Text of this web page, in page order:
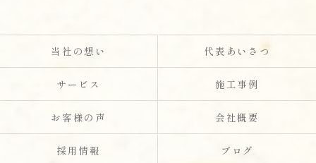
当社の想い 代表あいさつ
サービス 施工事例
お客様の声 会社概要
採用情報 ブログ